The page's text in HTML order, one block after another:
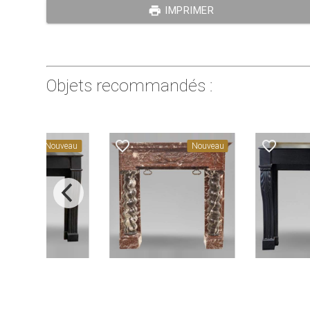
print IMPRIMER
Objets recommandés :
Nouveau Nouveau